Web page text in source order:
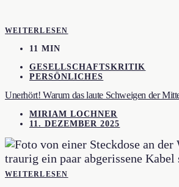
WEITERLESEN
11 MIN
GESELLSCHAFTSKRITIK
PERSÖNLICHES
Unerhört! Warum das laute Schweigen der
MIRIAM LOCHNER
11. DEZEMBER 2025
WEITERLESEN